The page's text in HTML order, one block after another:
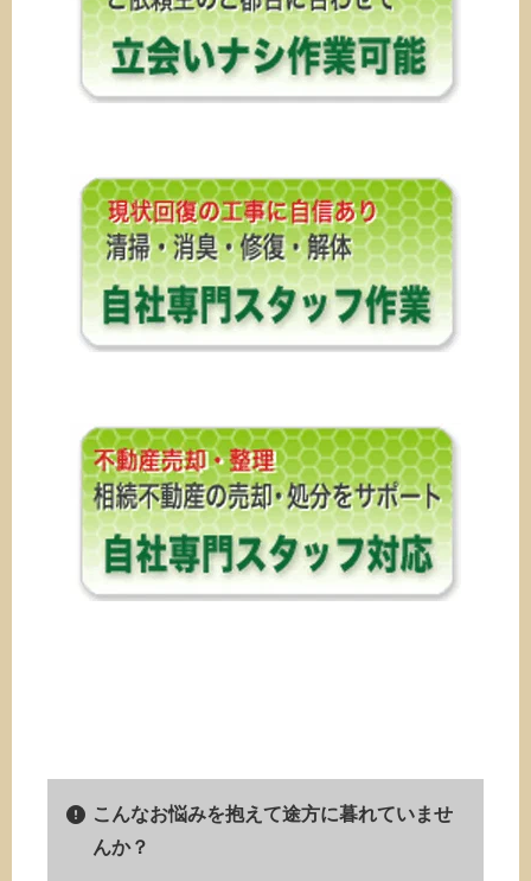
こんなお悩みを抱えて途方に暮れていませ
んか？